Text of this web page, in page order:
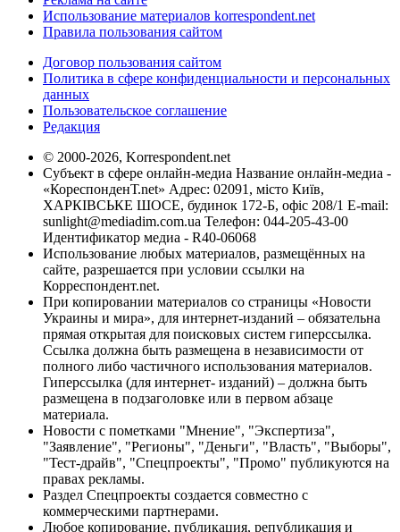
Использование материалов korrespondent.net
Правила пользования сайтом
Договор пользования сайтом
Политика в сфере конфиденциальности и персональных
данных
Пользовательское соглашение
Редакция
© 2000-2026, Korrespondent.net
Субъект в сфере онлайн-медиа Название онлайн-медиа -
«КореспонденТ.net» Адрес: 02091, місто Київ,
ХАРКІВСЬКЕ ШОСЕ, будинок 172-Б, офіс 208/1 E-mail:
sunlight@mediadim.com.ua Телефон: 044-205-43-00
Идентификатор медиа - R40-06068
Использование любых материалов, размещённых на
сайте, разрешается при условии ссылки на
Корреспондент.net.
При копировании материалов со страницы «Новости
Украины и мира», для интернет-изданий – обязательна
прямая открытая для поисковых систем гиперссылка.
Ссылка должна быть размещена в независимости от
полного либо частичного использования материалов.
Гиперссылка (для интернет- изданий) – должна быть
размещена в подзаголовке или в первом абзаце
материала.
Новости с пометками "Мнение", "Экспертиза",
"Заявление", "Регионы", "Деньги", "Власть", "Выборы",
"Тест-драйв", "Спецпроекты", "Промо" публикуются на
правах рекламы.
Раздел Спецпроекты создается совместно с
коммерческими партнерами.
Любое копирование, публикация, републикация и